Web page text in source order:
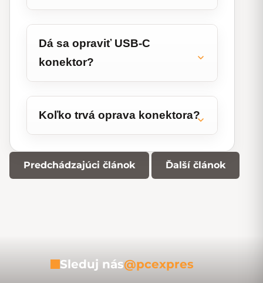
Dá sa opraviť USB-C
konektor?
Koľko trvá oprava konektora?
Predchádzajúci článok Ďalší článok
Sleduj nás@pcexpres